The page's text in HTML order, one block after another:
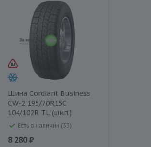
Шина Cordiant Business
CW-2 195/70R15C
104/102R TL (шип.)
Есть в наличии (33)
8 280 ₽